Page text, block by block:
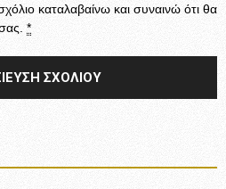
καταλαβαίνω και συναινώ ότι θα
*